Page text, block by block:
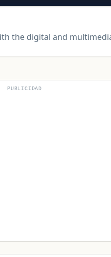
the digital and
PUBLICIDAD